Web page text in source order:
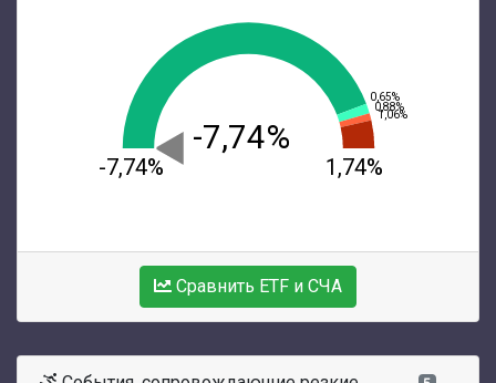
0,65%
0,88%
1,06%
-7,74% 1,74%
-7,74%
Сравнить ETF и СЧА